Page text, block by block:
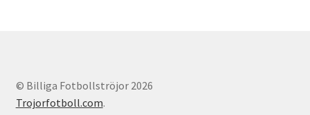
© Billiga Fotbollströjor 2026
Trojorfotboll.com.